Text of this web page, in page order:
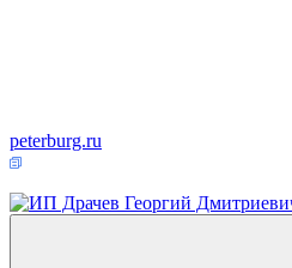
peterburg.ru